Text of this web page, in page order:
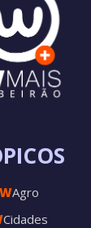
WAgro
Cidades